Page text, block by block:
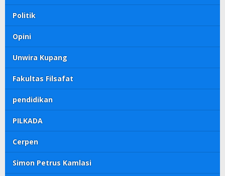
Politik
Opini
Unwira Kupang
Fakultas Filsafat
pendidikan
PILKADA
Cerpen
Simon Petrus Kamlasi